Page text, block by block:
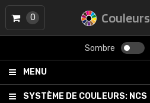
Couleurs
Sombre
MENU
SYSTÈME DE COULEURS: NCS
0